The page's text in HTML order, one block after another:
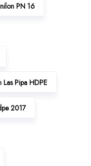
PN 16
Pipa HDPE
2017